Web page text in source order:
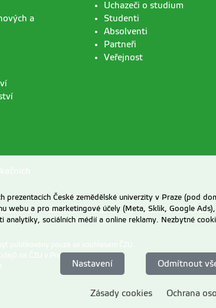
a
Uchazeči o studium
Studenti
Absolventi
Partneři
Veřejnost
na ČZU v Praze
České zemědělské univerzity v Praze (pod
webu a pro marketingové účely (Meta, Sklik, Google
sociálních médií a online reklamy. Nezbytné
Nastavení Odmítnout
Zásady cookies Ochrana